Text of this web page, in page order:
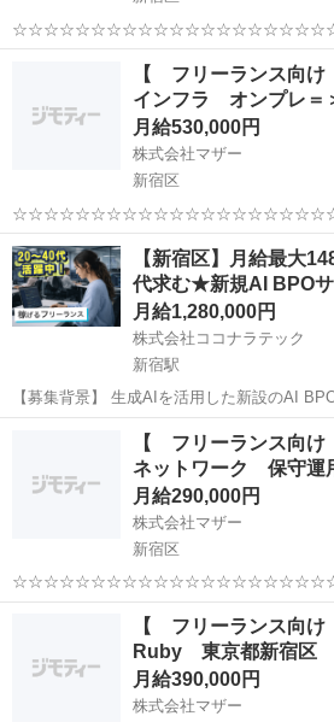
☆☆ 【 フリーランス向け（SES）案件 】： Java 新宿区 基本
エンジニア Java
【 フリーランス向
インフラ オンプレ＝
月給530,000円
株式会社マザー
新宿区
☆☆ 【 フリーランス向け（SES）案件 】： インフラ オンプレ
＝＞クラウド
東京 新宿区 エンジニア フリー
【新宿区】月給最大
代求む★新規AI BPO
月給1,280,000円
株式会社ココナラテック
新宿駅
【募集背景】 生成AIを活用した新設のAI
AIソリューションの新規事業立ち上げと拡大
発人材を募集しております。 【作業内容】 生成AIを活用したBPOサ
ービスや業界特化型A...
新宿駅 エンジニア
【 フリーランス向
ネットワーク 保守
月給290,000円
株式会社マザー
新宿区
☆☆ 【 フリーランス向け（SES）案件 】： ネットワーク 保守
エンジニア フリーラ
【 フリーランス向
Ruby 東京都新宿区
月給390,000円
株式会社マザー